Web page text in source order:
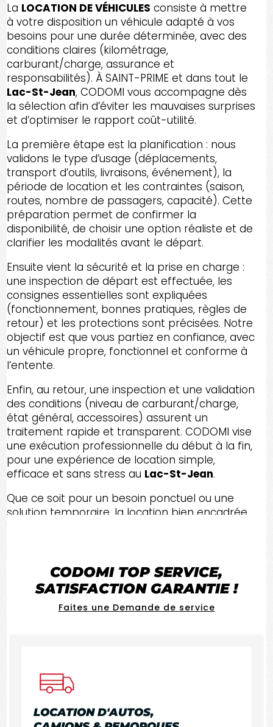
La LOCATION DE VÉHICULES consiste à mettre
à votre disposition un véhicule adapté à vos
besoins pour une durée déterminée, avec des
conditions claires (kilométrage,
carburant/charge, assurance et
responsabilités). À SAINT-PRIME et dans tout le
Lac-St-Jean, CODOMI vous accompagne dès
la sélection afin d’éviter les mauvaises surprises
et d’optimiser le rapport coût-utilité.
La première étape est la planification : nous
validons le type d’usage (déplacements,
transport d’outils, livraisons, événement), la
période de location et les contraintes (saison,
routes, nombre de passagers, capacité). Cette
préparation permet de confirmer la
disponibilité, de choisir une option réaliste et de
clarifier les modalités avant le départ.
Ensuite vient la sécurité et la prise en charge :
une inspection de départ est effectuée, les
consignes essentielles sont expliquées
(fonctionnement, bonnes pratiques, règles de
retour) et les protections sont précisées. Notre
objectif est que vous partiez en confiance, avec
un véhicule propre, fonctionnel et conforme à
l’entente.
Enfin, au retour, une inspection et une validation
des conditions (niveau de carburant/charge,
état général, accessoires) assurent un
traitement rapide et transparent. CODOMI vise
une exécution professionnelle du début à la fin,
pour une expérience de location simple,
efficace et sans stress au Lac-St-Jean.
Que ce soit pour un besoin ponctuel ou une
solution temporaire, la location bien encadrée
CODOMI TOP SERVICE,
SATISFACTION GARANTIE !
Faites une Demande de service
LOCATION D'AUTOS,